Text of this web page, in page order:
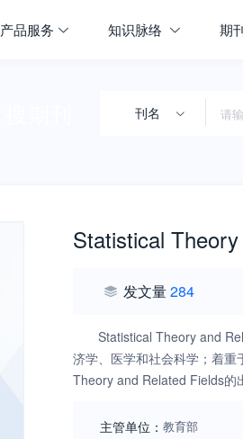
产品服务 知识脉络 期
刊名
Statistical
发文量284
Statistical Theory and
济学、医学和社会科学；着
Theory and Related Fields的
主管单位： 教育部